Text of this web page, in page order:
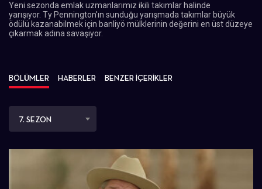
Yeni sezonda emlak uzmanlarımız ikili takımlar halinde
yarışıyor. Ty Pennington'ın sunduğu yarışmada takımlar büyük
ödülü kazanabilmek için banliyö mülklerinin değerini en üst düzeye
çıkarmak adına savaşıyor.
BÖLÜMLER HABERLER BENZER İÇERİKLER
7. SEZON